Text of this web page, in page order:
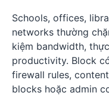
Schools, offices,
networks thường
kiệm bandwidth,
productivity. Block
firewall rules,
blocks hoặc admin